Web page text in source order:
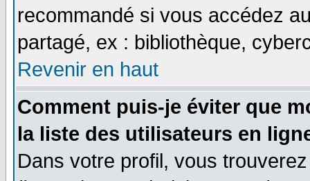
recommandé si vous accédez
partagé, ex : bibliothèque,
Revenir en haut
Comment puis-je éviter que
la liste des utilisateurs en
Dans votre profil, vous